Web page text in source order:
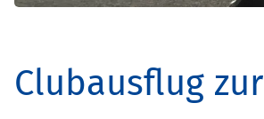
Clubausflug